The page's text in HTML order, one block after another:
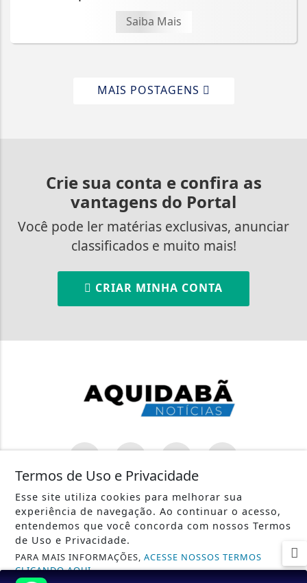
Saiba Mais
MAIS POSTAGENS
Crie sua conta e confira as
vantagens do Portal
Você pode ler matérias exclusivas, anunciar
classificados e muito mais!
CRIAR MINHA CONTA
INÍCIO | SOBRE | PAINEL DO LEITOR
TERMOS DE USO E PRIVACIDADE | CONTATO
Termos de Uso e Privacidade
Esse site utiliza cookies para melhorar sua
experiência de navegação. Ao continuar o acesso,
entendemos que você concorda com nossos Termos
de Uso e Privacidade.
PARA MAIS INFORMAÇÕES,ACESSE NOSSOS TERMOS
CLICANDO AQUI